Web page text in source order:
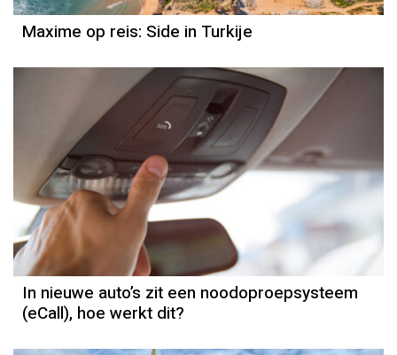
Maxime op reis: Side in Turkije
In nieuwe auto’s zit een noodoproepsysteem
(eCall), hoe werkt dit?